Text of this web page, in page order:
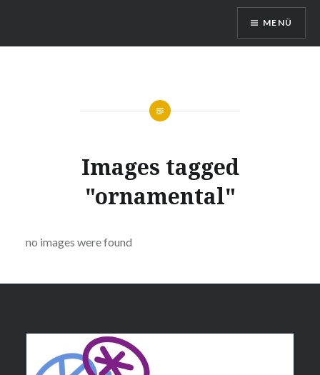
InhaltQueerreferat Mainz
MENÜ
Images tagged
"ornamental"
no images were found